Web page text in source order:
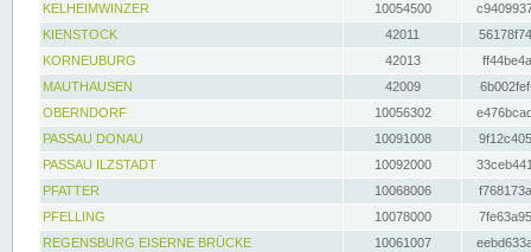
KELHEIMWINZER
10054500
KIENSTOCK
42011
KORNEUBURG
42013
MAUTHAUSEN
42009
OBERNDORF
10056302
PASSAU DONAU
10091008
PASSAU ILZSTADT
10092000
PFATTER
10068006
PFELLING
10078000
REGENSBURG EISERNE BRÜCKE
10061007